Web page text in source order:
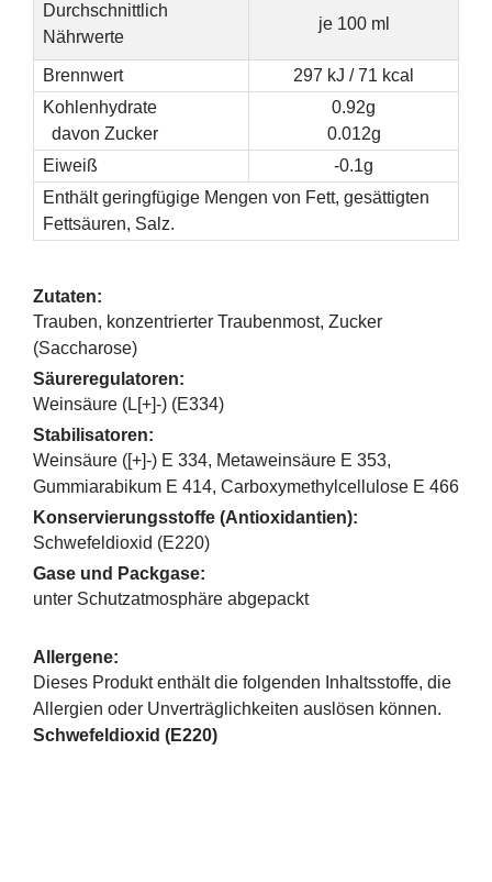
Durchschnittlich
Nährwerte
je 100 ml
Brennwert
297 kJ / 71 kcal
Kohlenhydrate
davon Zucker
0.92g
0.012g
Eiweiß
-0.1g
Enthält geringfügige Mengen von Fett, gesättigten
Fettsäuren, Salz.
Zutaten:
Trauben, konzentrierter Traubenmost, Zucker
(Saccharose)
Säureregulatoren:
Weinsäure (L[+]-) (E334)
Stabilisatoren:
Weinsäure ([+]-) E 334, Metaweinsäure E 353,
Gummiarabikum E 414, Carboxymethylcellulose E 466
Konservierungsstoffe (Antioxidantien):
Schwefeldioxid (E220)
Gase und Packgase:
unter Schutzatmosphäre abgepackt
Allergene:
Dieses Produkt enthält die folgenden Inhaltsstoffe, die
Allergien oder Unverträglichkeiten auslösen können.
Schwefeldioxid (E220)